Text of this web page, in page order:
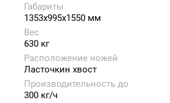
Габариты
1353x995x1550 мм
Вес
630 кг
Расположение ножей
Ласточкин хвост
Производительность до
300 кг/ч